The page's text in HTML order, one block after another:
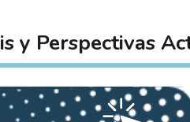
y Perspectivas